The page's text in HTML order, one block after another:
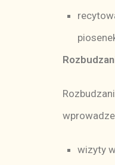
wizyty